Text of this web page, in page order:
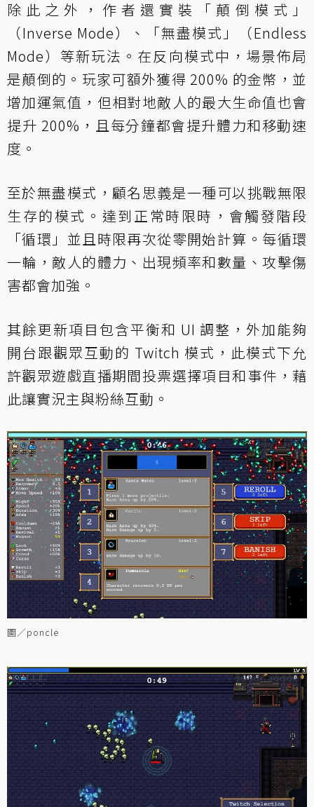
除此之外，作者還實裝「顛倒模式」
（Inverse Mode）、「無盡模式」（Endless
Mode）等新玩法。在反向模式中，場景佈局
是顛倒的。玩家可額外獲得 200% 的金幣，並
增加運氣值，但相對地敵人的最大生命值也會
提升 200%，且每分鐘都會提升體力和移動速
度。
至於無盡模式，顧名思義是一種可以挑戰無限
生存的模式。達到正常時限時，會觸發階段
「循環」並且時限再次從零開始計算。每循環
一輪，敵人的體力、出現頻率和數量、攻擊傷
害都會加強。
其餘更新項目包含平衡和 UI 調整，外加能夠
開台跟觀眾互動的 Twitch 模式，此模式下允
許觀眾遊戲直播期間投票選擇項目和事件，藉
此讓實況主與粉絲互動。
圖／poncle